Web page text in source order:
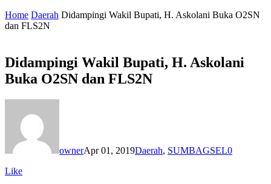
Home Daerah Didampingi Wakil Bupati, H. Askolani Buka O2SN
dan FLS2N
Didampingi Wakil Bupati, H. Askolani
Buka O2SN dan FLS2N
ownerApr 01, 2019Daerah, SUMBAGSEL0
Like